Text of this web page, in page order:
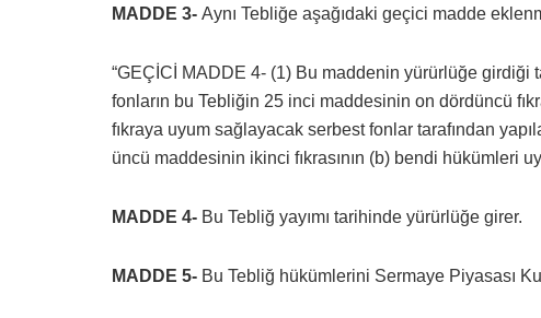
MADDE 3- Aynı Tebliğe aşağıdaki geçici madde
“GEÇİCİ MADDE 4- (1) Bu maddenin yürürlüğe girdiği
fonların bu Tebliğin 25 inci maddesinin on dördüncü
fıkraya uyum sağlayacak serbest fonlar tarafından
üncü maddesinin ikinci fıkrasının (b) bendi hükümleri
MADDE 4- Bu Tebliğ yayımı tarihinde yürürlüğe girer.
MADDE 5- Bu Tebliğ hükümlerini Sermaye Piyasası